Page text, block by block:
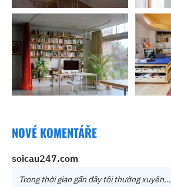
NOVÉ KOMENTÁŘE
soicau247.com
Trong thời gian gần đây tôi thường xuyên…